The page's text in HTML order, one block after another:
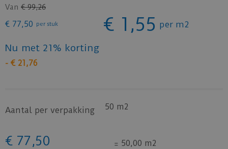
Van € 99,26
€ 77,50 per stuk € 1 ,55 per m2
Nu met 21% korting
- € 21,76
Aantal per verpakking 50 m2
€ 77,50 = 50,00 m2